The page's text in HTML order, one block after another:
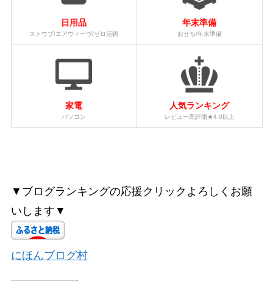
日用品
ストウブ/エアウィーヴ/ゼロ活鍋
年末準備
おせち/年末準備
家電
パソコン
人気ランキング
レビュー高評価★4.0以上
▼ブログランキングの応援クリックよろしくお願
いします▼
にほんブログ村